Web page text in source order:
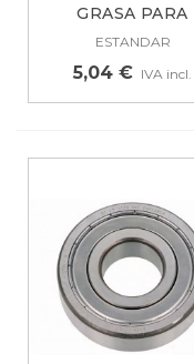
GRASA PARA
RODAMIENTOS
ESTANDAR
5,04 € IVA incl.